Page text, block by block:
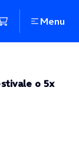
Menu
o 5x